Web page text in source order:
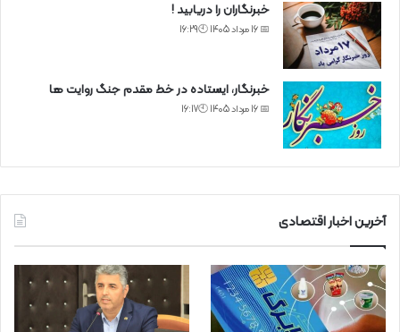
خبرنگاران را دریابید !
📅 16 مرداد 1405 🕙16:29
خبرنگار، ایستاده در خط مقدم جنگ روایت ها
📅 16 مرداد 1405 🕙16:17
آخرین اخبار اقتصادی